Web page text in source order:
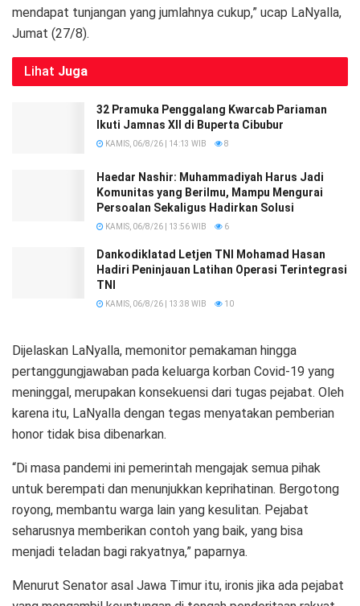
mendapat tunjangan yang jumlahnya cukup,” ucap LaNyalla,
Jumat (27/8).
Lihat Juga
32 Pramuka Penggalang Kwarcab Pariaman
Ikuti Jamnas XII di Buperta Cibubur
KAMIS, 06/8/26 | 14:13 WIB 8
Haedar Nashir: Muhammadiyah Harus Jadi
Komunitas yang Berilmu, Mampu Mengurai
Persoalan Sekaligus Hadirkan Solusi
KAMIS, 06/8/26 | 13:56 WIB 6
Dankodiklatad Letjen TNI Mohamad Hasan
Hadiri Peninjauan Latihan Operasi Terintegrasi
TNI
KAMIS, 06/8/26 | 13:38 WIB 10
Dijelaskan LaNyalla, memonitor pemakaman hingga
pertanggungjawaban pada keluarga korban Covid-19 yang
meninggal, merupakan konsekuensi dari tugas pejabat. Oleh
karena itu, LaNyalla dengan tegas menyatakan pemberian
honor tidak bisa dibenarkan.
“Di masa pandemi ini pemerintah mengajak semua pihak
untuk berempati dan menunjukkan keprihatinan. Bergotong
royong, membantu warga lain yang kesulitan. Pejabat
seharusnya memberikan contoh yang baik, yang bisa
menjadi teladan bagi rakyatnya,” paparnya.
Menurut Senator asal Jawa Timur itu, ironis jika ada pejabat